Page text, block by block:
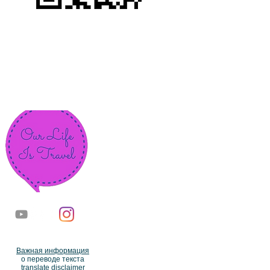
Важная информация
о переводе текста
translate disclaimer